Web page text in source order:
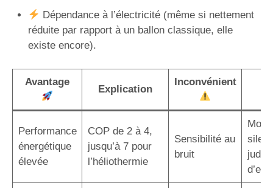
Dépendance à l’électricité (même si nettement
réduite par rapport à un ballon classique, elle
existe encore).
Avantage
Explication
Inconvénient
Performance
énergétique
élevée
COP de 2 à 4,
jusqu’à 7 pour
l’héliothermie
Sensibilité au
bruit